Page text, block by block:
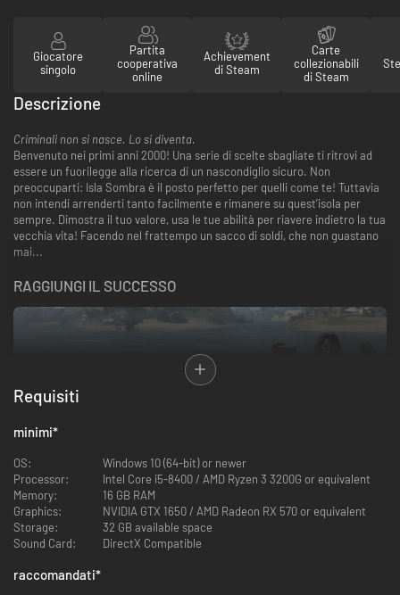
Giocatore
singolo
Partita
cooperativa
online
Achievement
di Steam
Carte
collezionabili
di Steam
Descrizione
Criminali non si nasce. Lo si diventa.
Benvenuto nei primi anni 2000! Una serie di scelte sbagliate ti ritrovi ad
essere un fuorilegge alla ricerca di un nascondiglio sicuro. Non
preoccuparti: Isla Sombra è il posto perfetto per quelli come te! Tuttavia
non intendi arrenderti tanto facilmente e rimanere su quest’isola per
sempre. Dimostra il tuo valore, usa le tue abilità per riavere indietro la tua
vecchia vita! Facendo nel frattempo un sacco di soldi, che non guastano
mai...
RAGGIUNGI IL SUCCESSO
All’inizio sarai un signor nessuno, sperduto su un’isola sconosciuta e
inospitale, senza alcun tipo di risorse o contatti. Comincia guadagnando
un po’ di soldi e il rispetto della gente del posto. Costruisci dei nascondigli,
sintetizza droghe evendileper strada. Trova nuovi clienti, spacciatori... E
comincia a fare affari.Espandi la tua attività in altri paesi e villaggi
attenzione: ai pesci grossi non piace che si peschi nel loro stagno.
UN MONDO IMMENSO
Requisiti
minimi*
OS:
Windows 10 (64-bit) or newer
Processor:
Intel Core i5-8400 / AMD Ryzen 3 3200G or equivalent
Memory:
16 GB RAM
Graphics:
NVIDIA GTX 1650 / AMD Radeon RX 570 or equivalent
Storage:
32 GB available space
Sound Card:
DirectX Compatible
raccomandati*